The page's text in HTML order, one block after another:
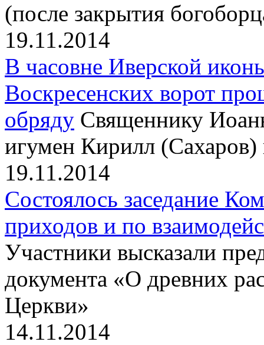
(после закрытия
19.11.2014
В часовне Иверской
Воскресенских ворот
обряду Священнику
игумен Кирилл
19.11.2014
Состоялось заседание
приходов и по
Участники высказали
документа «О древних
Церкви»
14.11.2014